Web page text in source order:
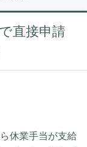
直接申請
休業手当が支給